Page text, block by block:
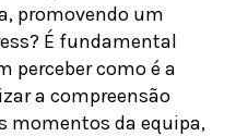
promovendo um
É fundamental
perceber como é a
a compreensão
momentos da equipa,